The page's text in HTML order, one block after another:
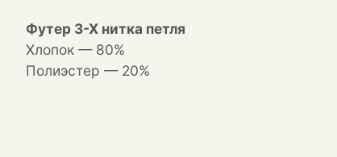
Футер 3-Х нитка петля
Хлопок — 80%
Полиэстер — 20%